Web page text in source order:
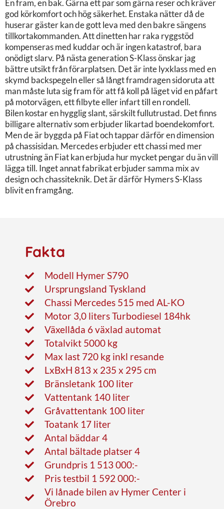
En fram, en bak. Gärna ett par som gärna reser och kräver
god körkomfort och hög säkerhet. Enstaka nätter då de
huserar gäster kan de gott leva med den bakre sängens
tillkortakommanden. Att dinetten har raka ryggstöd
kompenseras med kuddar och är ingen katastrof, bara
onödigt slarv. På nästa generation S-Klass önskar jag
bättre utsikt från förarplatsen. Det är inte lyxklass med en
skymd backspegeln eller så långt framdragen sidoruta att
man måste luta sig fram för att få koll på läget vid en påfart
på motorvägen, ett filbyte eller infart till en rondell.
Bilen kostar en hygglig slant, särskilt fullutrustad. Det finns
billigare alternativ som erbjuder likartad boendekomfort.
Men de är byggda på Fiat och tappar därför en dimension
på chassisidan. Mercedes erbjuder ett chassi med mer
utrustning än Fiat kan erbjuda hur mycket pengar du än vill
lägga till. Inget annat fabrikat erbjuder samma mix av
design och chassiteknik. Det är därför Hymers S-Klass
blivit en framgång.
Fakta
Modell Hymer S790
Ursprungsland Tyskland
Chassi Mercedes 515 med AL-KO
Motor 3,0 liters Turbodiesel 184hk
Växellåda 6 växlad automat
Totalvikt 5000 kg
Max last 720 kg inkl resande
LxBxH 813 x 235 x 295 cm
Bränsletank 100 liter
Vattentank 140 liter
Gråvattentank 100 liter
Toatank 17 liter
Antal bäddar 4
Antal bältade platser 4
Grundpris 1 513 000:-
Pris testbil 1 592 000:-
Vi lånade bilen av Hymer Center i
Örebro